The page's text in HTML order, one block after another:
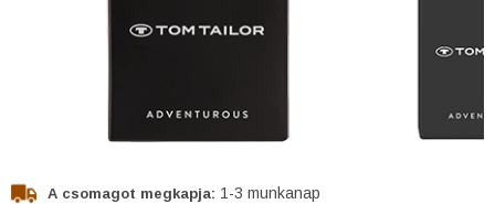
A csomagot megkapja: 1-3 munkanap